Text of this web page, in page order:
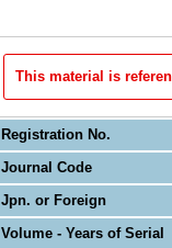
This material is
Registration No.
Journal Code
Jpn. or Foreign
Volume - Years of Serial